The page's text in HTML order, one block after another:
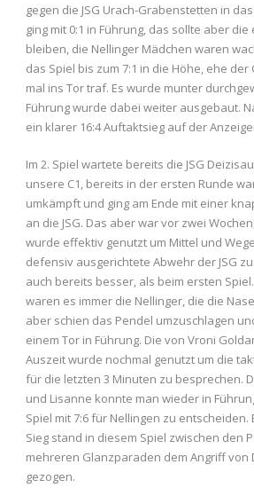
gegen die JSG Urach-Grabenstetten in
ging mit 0:1 in Führung, das sollte aber
bleiben, die Nellinger Mädchen waren
das Spiel bis zum 7:1 in die Höhe, ehe
mal ins Tor traf. Es wurde munter
Führung wurde dabei weiter ausgebaut.
ein klarer 16:4 Auftaktsieg auf der
Im 2. Spiel wartete bereits die JSG
unsere C1, bereits in der ersten Runde
umkämpft und ging am Ende mit einer
an die JSG. Das aber war vor zwei
wurde effektiv genutzt um Mittel und
defensiv ausgerichtete Abwehr der JSG
auch bereits besser, als beim ersten
waren es immer die Nellinger, die die
aber schien das Pendel umzuschlagen
einem Tor in Führung. Die von Vroni
Auszeit wurde nochmal genutzt um die
für die letzten 3 Minuten zu besprechen.
und Lisanne konnte man wieder in
Spiel mit 7:6 für Nellingen zu
Sieg stand in diesem Spiel zwischen den
mehreren Glanzparaden dem Angriff von
gezogen.